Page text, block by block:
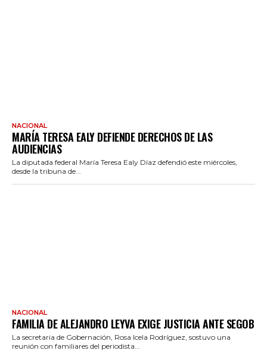
NACIONAL
MARÍA TERESA EALY DEFIENDE DERECHOS DE LAS
AUDIENCIAS
La diputada federal María Teresa Ealy Díaz defendió este miércoles,
desde la tribuna de...
NACIONAL
FAMILIA DE ALEJANDRO LEYVA EXIGE JUSTICIA ANTE SEGOB
La secretaria de Gobernación, Rosa Icela Rodríguez, sostuvo una
reunión con familiares del periodista...